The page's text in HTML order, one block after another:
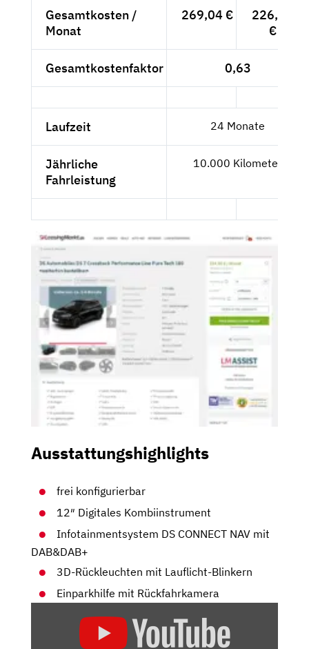
Gesamtkosten /
Monat
269,04 €
226,08
€
Gesamtkostenfaktor 0,63
Laufzeit 24 Monate
Jährliche
Fahrleistung
10.000 Kilometer
Ausstattungshighlights
frei konfigurierbar
12″ Digitales Kombiinstrument
Infotainmentsystem DS CONNECT NAV mit
DAB&DAB+
3D-Rückleuchten mit Lauflicht-Blinkern
Einparkhilfe mit Rückfahrkamera
CROSSBACK: